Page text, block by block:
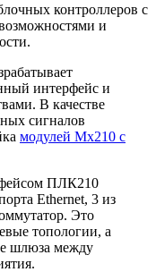
контроллеров с
и
интерфейс и
В качестве
сигналов
модулей Мх210 с
ПЛК210
Ethernet, 3 из
Это
топологии, а
шлюза между